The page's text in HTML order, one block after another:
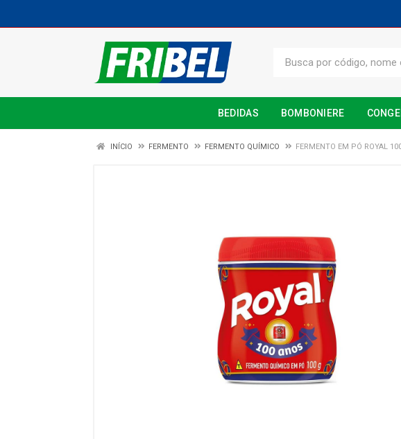
BEDIDAS BOMBONIERE
INÍCIO FERMENTO FERMENTO QUÍMICO FERMENTO EM PÓ ROYAL